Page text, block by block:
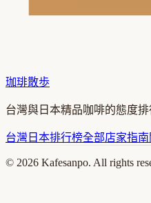
珈琲散歩
台灣與日本精品咖啡的態度排
台灣 日本排行榜全部店家指南
© 2026 Kafesanpo. All rights